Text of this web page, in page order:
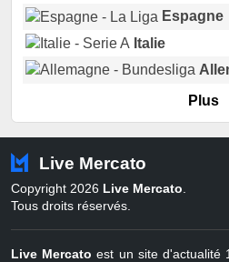
Espagne
Italie
Pays-
Belgique
Plus
Live Mercato
Copyright 2026 Live Mercato
Tous droits réservés.
Live Mercato est un site d'actualité